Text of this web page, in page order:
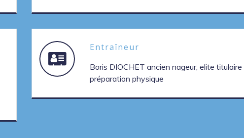
Entraîneur
Boris DIOCHET ancien nageur, elite titulaire
préparation physique